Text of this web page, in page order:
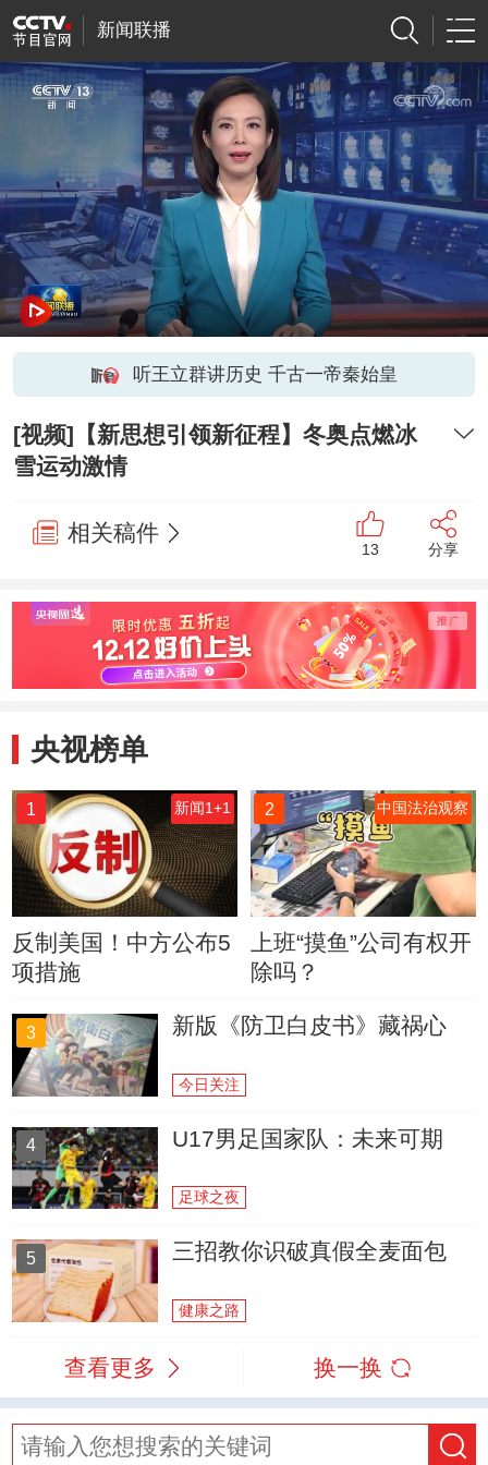
新闻联播
听王立群讲历史 千古一帝秦始皇
[视频]【新思想引领新征程】冬奥点燃冰
雪运动激情
相关稿件
13 分享
央视榜单
1 新闻1+1
反制美国！中方公布5
项措施
2 中国法治观察
上班“摸鱼”公司有权开
除吗？
3 新版《防卫白皮书》藏祸心
今日关注
4 U17男足国家队：未来可期
足球之夜
5 三招教你识破真假全麦面包
健康之路
查看更多 换一换